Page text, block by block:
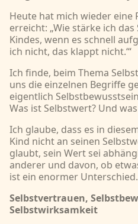
Heute hat mich wieder eine
erreicht: „Wie stärke ich
Kindes, wenn es schnell
ich nicht, das klappt nicht.‘“
Ich finde, beim Thema
uns die einzelnen Begriffe
eigentlich
Was ist Selbstwert? Und
Ich glaube, dass es in
Kind nicht an seinen
glaubt, sein Wert sei
anderer und davon, ob
ist ein enormer Unterschied.
Selbstvertrauen,
Selbstwirksamkeit